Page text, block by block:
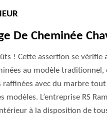
De Cheminée
! Cette assertion se vérifie
au modèle
raffinées avec du marbre
modèles. L’entreprise RS
à la disposition de